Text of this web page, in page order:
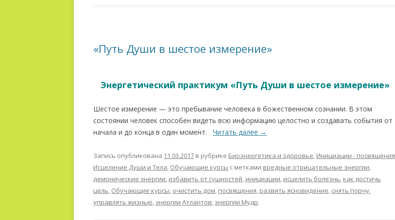
«Путь Души в шестое измерение»
Энергетический практикум «Путь Души в шестое измерение»
Шестое измерение — это пребывание человека в божественном сознании. В этом
состоянии человек способен видеть всю информацию целостно и создавать события от
начала и до конца в один момент. Читать далее →
Запись опубликована 11.03.2017 в рубрике Биоэнергетика и здоровье, Инициации - посвящения
Исцеление Души и Тела, Обучающие курсы с метками вредные отрицательные энергии,
демонические энергии, избавить от сущностей, инициации, исцелить болезнь, как достичь
цель, Обучающие курсы, очистить дом, посвящения, развить ясновидение, снять порчу,
управлять жизнью, энергии Атлантов, энергии Мудр.